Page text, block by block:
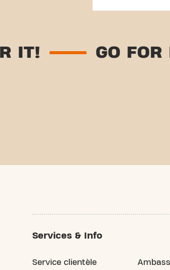
GO FOR IT!
Services & Info
Service clientèle